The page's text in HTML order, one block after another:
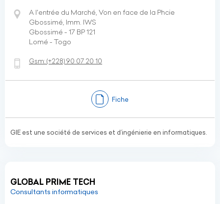
A l'entrée du Marché, Von en face de la Phcie
Gbossimé, Imm. IWS
Gbossimé - 17 BP 121
Lomé - Togo
Gsm:(+228)90 07 20 10
Fiche
GIE est une société de services et d’ingénierie en informatiques.
GLOBAL PRIME TECH
Consultants informatiques